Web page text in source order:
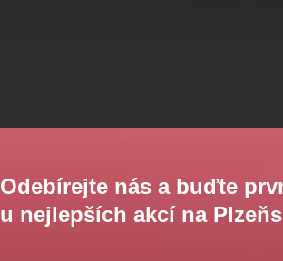
Odebírejte nás a buďte
u nejlepších akcí na